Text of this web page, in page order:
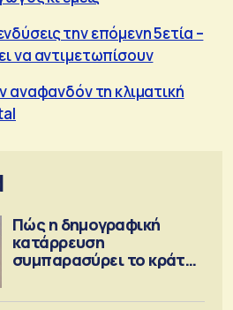
την επόμενη 5ετία –
να αντιμετωπίσουν
αναφανδόν τη κλιματική
Πώς η δημογραφική
κατάρρευση
συμπαρασύρει το κράτος